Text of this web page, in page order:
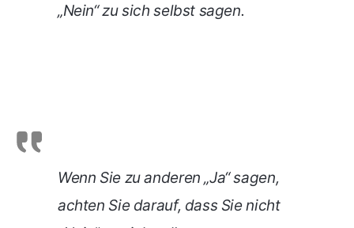
„Nein“ zu sich selbst sagen.
Wenn Sie zu anderen „Ja“ sagen,
achten Sie darauf, dass Sie nicht